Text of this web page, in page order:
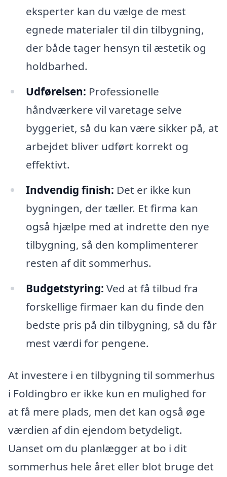
eksperter kan du vælge de mest
egnede materialer til din tilbygning,
der både tager hensyn til æstetik og
holdbarhed.
Udførelsen: Professionelle
håndværkere vil varetage selve
byggeriet, så du kan være sikker på, at
arbejdet bliver udført korrekt og
effektivt.
Indvendig finish: Det er ikke kun
bygningen, der tæller. Et firma kan
også hjælpe med at indrette den nye
tilbygning, så den komplimenterer
resten af dit sommerhus.
Budgetstyring: Ved at få tilbud fra
forskellige firmaer kan du finde den
bedste pris på din tilbygning, så du får
mest værdi for pengene.
At investere i en tilbygning til sommerhus
i Foldingbro er ikke kun en mulighed for
at få mere plads, men det kan også øge
værdien af din ejendom betydeligt.
Uanset om du planlægger at bo i dit
sommerhus hele året eller blot bruge det